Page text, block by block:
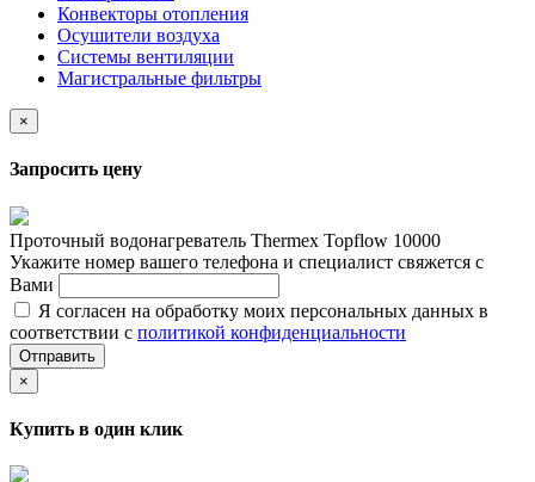
Конвекторы отопления
Осушители воздуха
Системы вентиляции
Магистральные фильтры
×
Запросить цену
Проточный водонагреватель Thermex Topflow 10000
Укажите номер вашего телефона и специалист свяжется с
Вами
Я согласен на обработку моих персональных данных в
соответствии с политикой конфиденциальности
Отправить
×
Купить в один клик